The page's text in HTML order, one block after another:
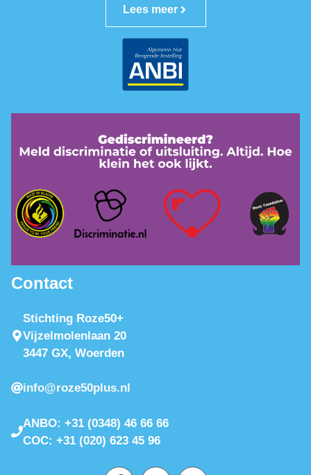
Lees meer
Contact
Stichting Roze50+
Vijzelmolenlaan 20
3447 GX, Woerden
info@roze50plus.nl
ANBO: +31 (0348) 46 66 66
COC: +31 (020) 623 45 96